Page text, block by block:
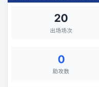
20
出场场次
0
助攻数